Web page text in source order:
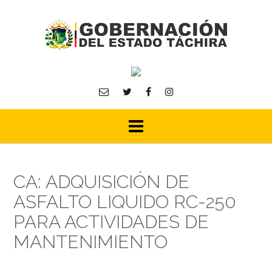
CA: ADQUISICIÓN DE
ASFALTO LIQUIDO RC-250
PARA ACTIVIDADES DE
MANTENIMIENTO